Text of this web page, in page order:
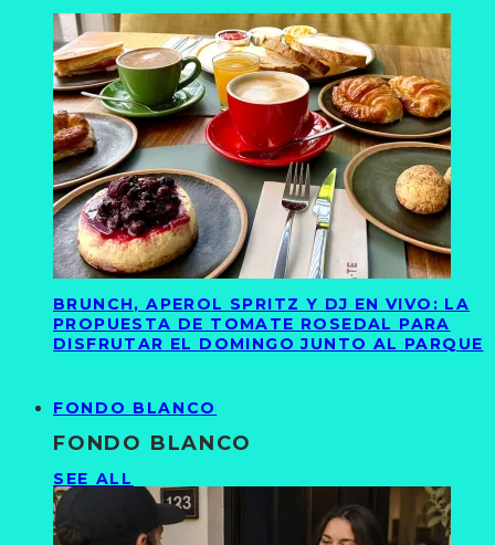
BRUNCH, APEROL SPRITZ Y DJ EN VIVO: LA
PROPUESTA DE TOMATE ROSEDAL PARA
DISFRUTAR EL DOMINGO JUNTO AL PARQUE
FONDO BLANCO
FONDO BLANCO
SEE ALL